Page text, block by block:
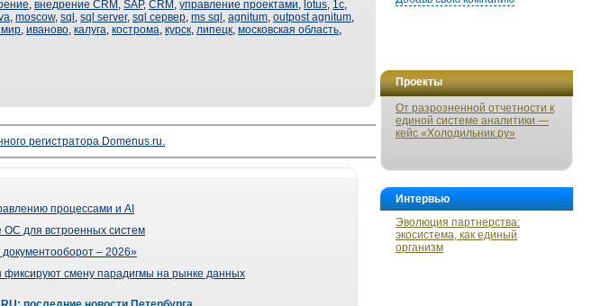
Проекты
От разрозненной отчетности к
единой системе аналитики —
кейс «Холодильник.ру»
Интервью
Эволюция партнерства:
экосистема, как единый
организм
, внедрение CRM , SAP, CRM , управление проектами, lotus, 1с,
, moscow, sql , sql server, sql сервер, ms sql , agnitum, outpost agnitum,
, иваново, калуга, кострома, курск, липецк, московская область,
регистратора Domenus.ru.
процессами и AI
ОС для встроенных систем
– 2026»
фиксируют смену парадигмы на рынке данных